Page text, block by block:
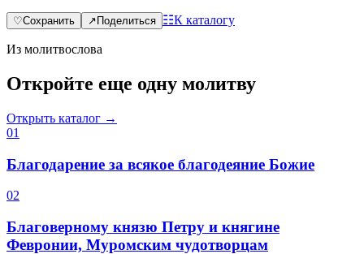
♡Сохранить ↗ Поделиться ☷К каталогу
Из молитвослова
Откройте еще одну молитву
Открыть каталог →
01
Благодарение за всякое благодеяние Божие
02
Благоверному князю Петру и княгине
Февронии, Муромским чудотворцам